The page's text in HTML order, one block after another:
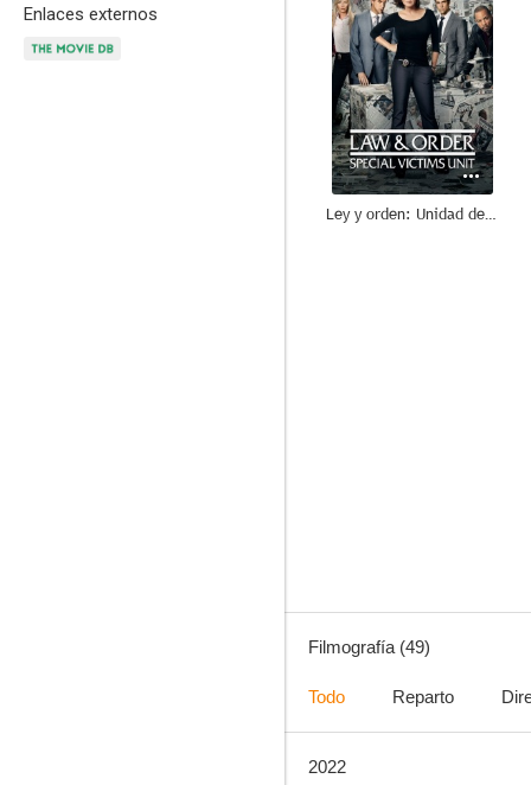
Enlaces externos
Ley y orden: Unidad de Víctimas Especiales
Filmografía (49)
Todo Reparto
2022